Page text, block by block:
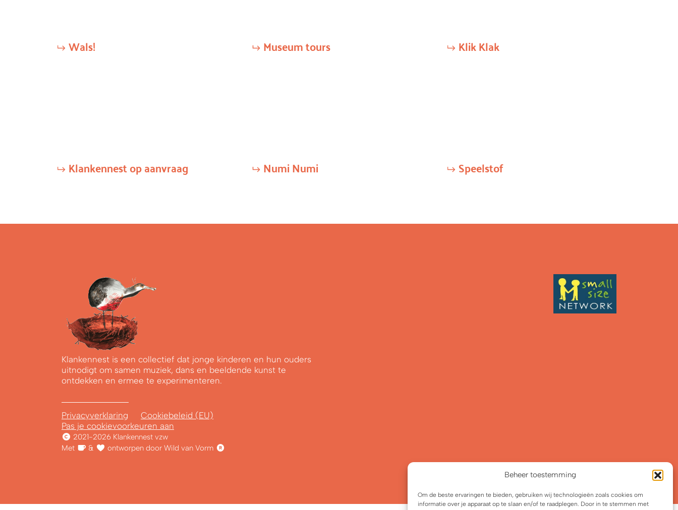
Beheer toestemming
Om de beste ervaringen te bieden, gebruiken wij technologieën zoals cookies om
informatie over je apparaat op te slaan en/of te raadplegen. Door in te stemmen met
Wals! Museum tours Klik Klak
Klankennest op aanvraag Numi Numi Speelstof
Klankennest is een collectief dat jonge kinderen en hun ouders
uitnodigt om samen muziek, dans en beeldende kunst te
ontdekken en ermee te experimenteren.
Privacyverklaring
Cookiebeleid (EU)
Pas je cookievoorkeuren aan
2021-2026 Klankennest vzw
Met
& ontworpen door Wild van Vorm